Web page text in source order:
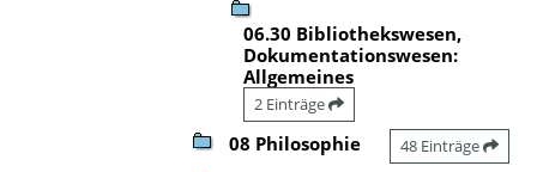
06.30 Bibliothekswesen,
Dokumentationswesen:
Allgemeines
2 Einträge
08 Philosophie 48 Einträge